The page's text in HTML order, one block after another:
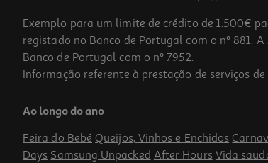
39.99 €/un
39,99 €
Exemplo para um limite de crédito de 1.500€
registado no Banco de Portugal com o nº 881.
Banco de Portugal com o nº 7952.
Informação referente à prestação de serviços
Ao longo do ano
Feira do Bebé Queijos, Vinhos e Enchidos
Days Samsung Unpacked After Hours Vida